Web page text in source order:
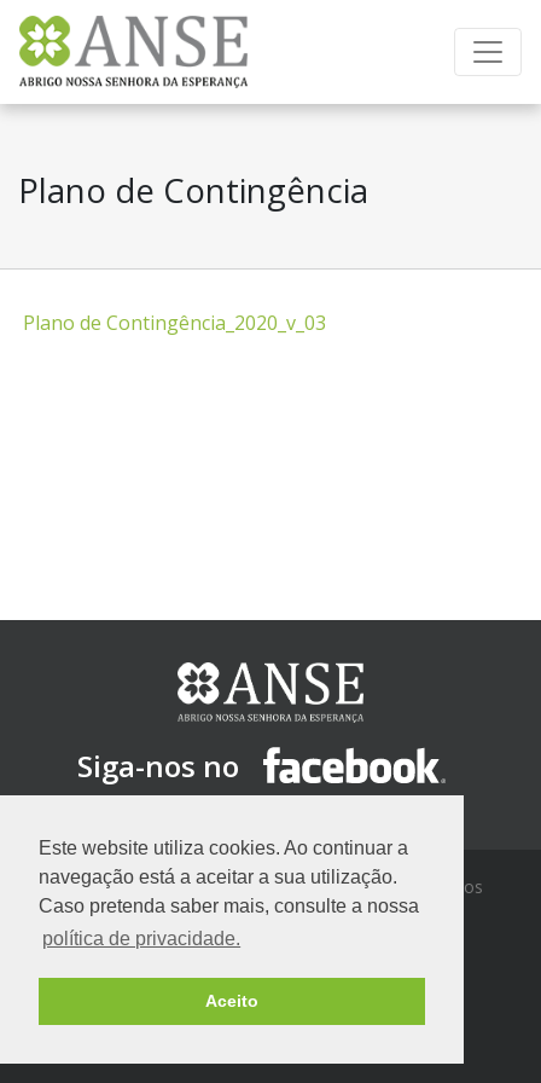
Este website utiliza cookies. Ao continuar a
navegação está a aceitar a sua utilização.
Caso pretenda saber mais, consulte a nossa
política de privacidade.
Aceito
Lar de idosos Residência geriatrica lar de 3º idade
Plano de Contingência
Plano de Contingência_2020_v_03
Siga-nos no
Copyright © 2026 ANSE. Todos os direitos reservados
Politíca de Privacidade